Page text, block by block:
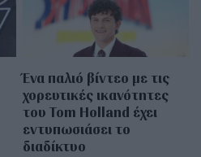
Ένα παλιό βίντεο με τις
χορευτικές ικανότητες
του Tom Holland έχει
εντυπωσιάσει το
διαδίκτυο